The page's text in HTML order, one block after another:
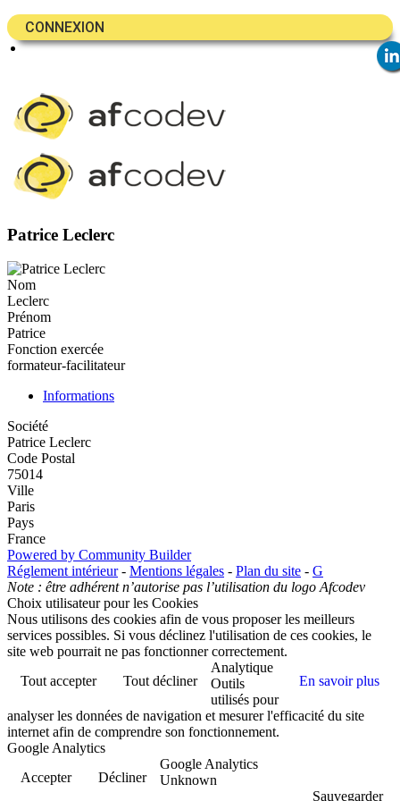
CONNEXION
Patrice Leclerc
Nom
Leclerc
Prénom
Patrice
Fonction exercée
formateur-facilitateur
Informations
Société
Patrice Leclerc
Code Postal
75014
Ville
Paris
Pays
France
Powered by Community Builder
Réglement intérieur- Mentions légales - Plan du site - G
Note : être adhérent n’autorise pas l’utilisation du logo Afcodev
Choix utilisateur pour les Cookies
Nous utilisons des cookies afin de vous proposer les meilleurs
services possibles. Si vous déclinez l'utilisation de ces cookies, le
site web pourrait ne pas fonctionner correctement.
Tout accepter
Tout décliner En savoir plus
Analytique
Outils
utilisés pour
analyser les données de navigation et mesurer l'efficacité du site
internet afin de comprendre son fonctionnement.
Google Analytics
Accepter
Décliner
Google Analytics
Unknown
Sauvegarder